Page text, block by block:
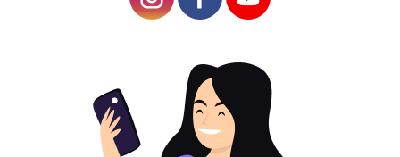
ประสบการณ์ผู้ใช้ที่เรียบง่าย
ความคล่องตัวในสื่อต่างๆ